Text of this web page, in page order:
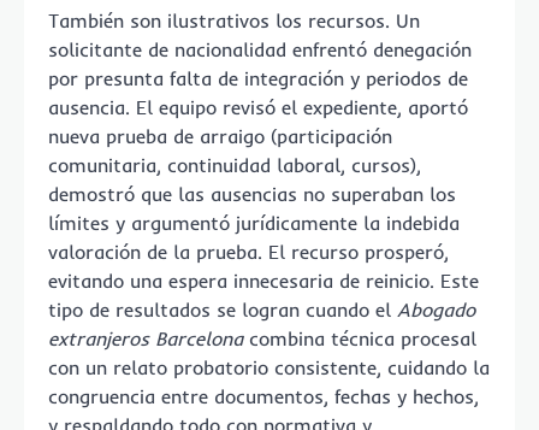
También son ilustrativos los recursos. Un
solicitante de nacionalidad enfrentó denegación
por presunta falta de integración y periodos de
ausencia. El equipo revisó el expediente, aportó
nueva prueba de arraigo (participación
comunitaria, continuidad laboral, cursos),
demostró que las ausencias no superaban los
límites y argumentó jurídicamente la indebida
valoración de la prueba. El recurso prosperó,
evitando una espera innecesaria de reinicio. Este
tipo de resultados se logran cuando el Abogado
extranjeros Barcelonacombina técnica procesal
con un relato probatorio consistente, cuidando la
congruencia entre documentos, fechas y hechos,
y respaldando todo con normativa y